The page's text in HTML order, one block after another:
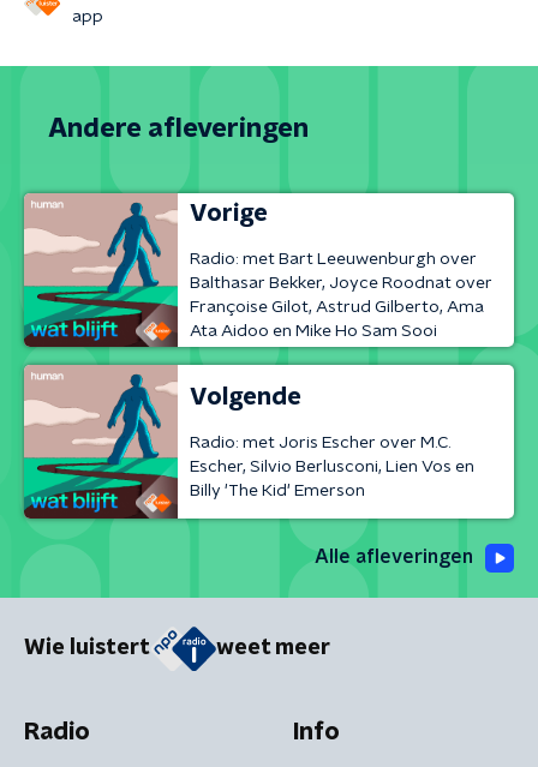
app
Andere afleveringen
Vorige
Radio: met Bart Leeuwenburgh over
Balthasar Bekker, Joyce Roodnat over
Françoise Gilot, Astrud Gilberto, Ama
Ata Aidoo en Mike Ho Sam Sooi
Volgende
Radio: met Joris Escher over M.C.
Escher, Silvio Berlusconi, Lien Vos en
Billy 'The Kid' Emerson
Alle afleveringen
Wie luistert weet meer
Radio Info